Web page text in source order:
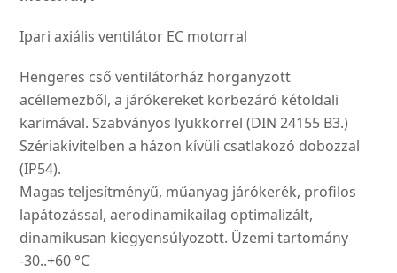
Ipari axiális ventilátor EC motorral
Hengeres cső ventilátorház horganyzott
acéllemezből, a járókereket körbezáró kétoldali
karimával. Szabványos lyukkörrel (DIN 24155 B3.)
Szériakivitelben a házon kívüli csatlakozó dobozzal
(IP54).
Magas teljesítményű, műanyag járókerék, profilos
lapátozással, aerodinamikailag optimalizált,
dinamikusan kiegyensúlyozott. Üzemi tartomány
-30..+60 °C